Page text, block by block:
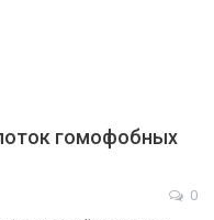
гомофобных
0